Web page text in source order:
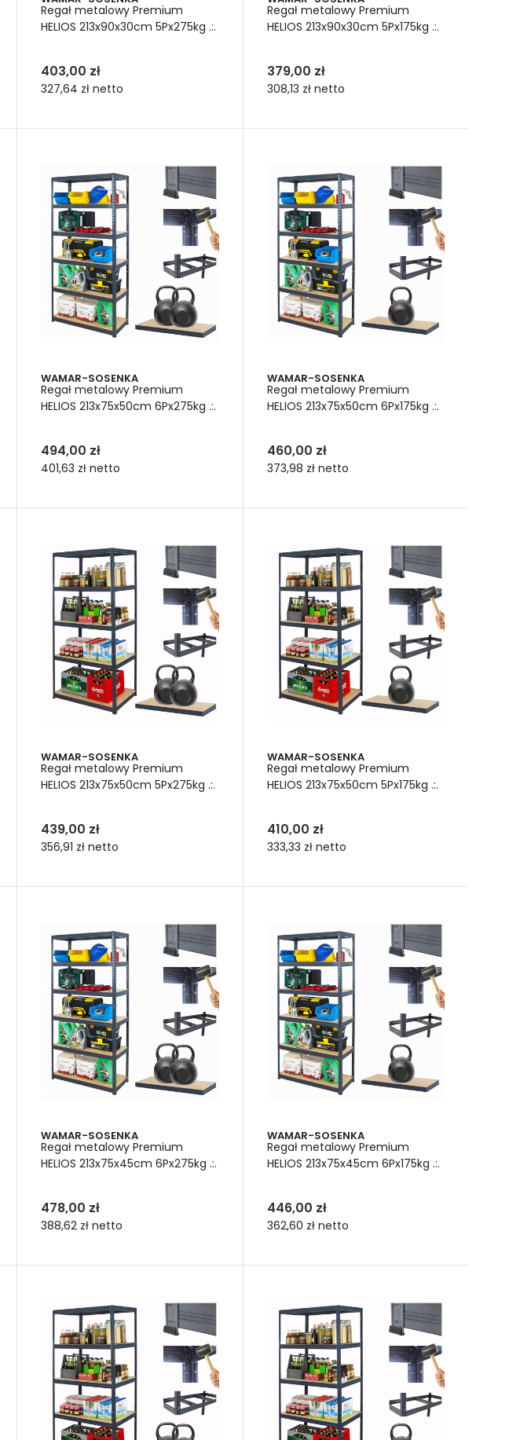
Regał metalowy Premium
HELIOS 213x90x30cm 5Px275kg .:.
403,00 zł
327,64 złnetto
Regał metalowy Premium
HELIOS 213x90x30cm 5Px175kg .:.
379,00 zł
308,13 zł netto
WAMAR-SOSENKA
Regał metalowy Premium
HELIOS 213x75x50cm 6Px275kg .:.
494,00 zł
401,63 złnetto
WAMAR-SOSENKA
Regał metalowy Premium
HELIOS 213x75x50cm 6Px175kg .:.
460,00 zł
373,98 zł netto
WAMAR-SOSENKA
Regał metalowy Premium
HELIOS 213x75x50cm 5Px275kg .:.
439,00 zł
356,91 złnetto
WAMAR-SOSENKA
Regał metalowy Premium
HELIOS 213x75x50cm 5Px175kg .:.
410,00 zł
333,33 zł netto
WAMAR-SOSENKA
Regał metalowy Premium
HELIOS 213x75x45cm 6Px275kg .:.
478,00 zł
388,62 złnetto
WAMAR-SOSENKA
Regał metalowy Premium
HELIOS 213x75x45cm 6Px175kg .:.
446,00 zł
362,60 zł netto